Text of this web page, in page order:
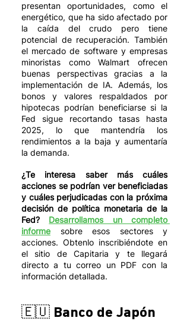
presentan oportunidades, como el
energético, que ha sido afectado por
la caída del crudo pero tiene
potencial de recuperación. También
el mercado de software y empresas
minoristas como Walmart ofrecen
buenas perspectivas gracias a la
implementación de IA. Además, los
bonos y valores respaldados por
hipotecas podrían beneficiarse si la
Fed sigue recortando tasas hasta
2025, lo que mantendría los
rendimientos a la baja y aumentaría
la demanda.
¿Te interesa saber más cuáles
acciones se podrían ver beneficiadas
y cuáles perjudicadas con la próxima
decisión de política monetaria de la
Fed?
Desarrollamos un completo
informe sobre esos sectores y
acciones. Obtenlo inscribiéndote en
el sitio de Capitaria y te llegará
directo a tu correo un PDF con la
información detallada.
🇪🇺 Banco de Japón